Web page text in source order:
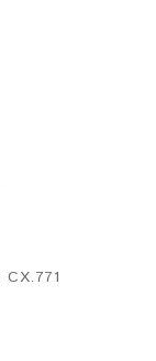
CX.771